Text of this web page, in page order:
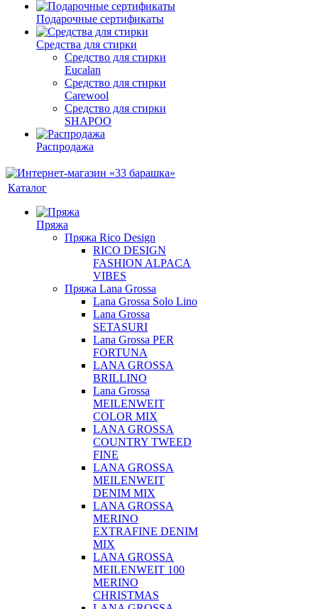
Подарочные сертификаты
Средства для стирки
Средство для стирки
Eucalan
Средство для стирки
Carewool
Средство для стирки
SHAPOO
Распродажа
Каталог
Пряжа
Пряжа Rico Design
RICO DESIGN
FASHION ALPACA
VIBES
Пряжа Lana Grossa
Lana Grossa Solo Lino
Lana Grossa
SETASURI
Lana Grossa PER
FORTUNA
LANA GROSSA
BRILLINO
Lana Grossa
MEILENWEIT
COLOR MIX
LANA GROSSA
COUNTRY TWEED
FINE
LANA GROSSA
MEILENWEIT
DENIM MIX
LANA GROSSA
MERINO
EXTRAFINE DENIM
MIX
LANA GROSSA
MEILENWEIT 100
MERINO
CHRISTMAS